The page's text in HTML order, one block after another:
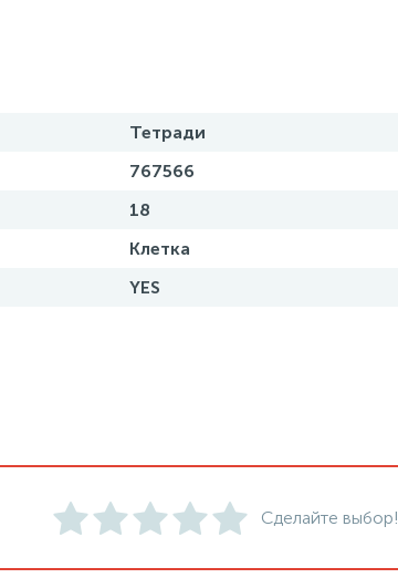
Тетради
767566
18
Клетка
YES
Сделайте выбор!